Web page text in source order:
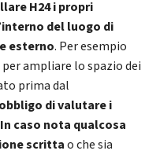
H24 i propri
del luogo di
esterno. Per esempio
ampliare lo spazio dei
prima dal
di valutare i
caso nota qualcosa
scrittao che sia